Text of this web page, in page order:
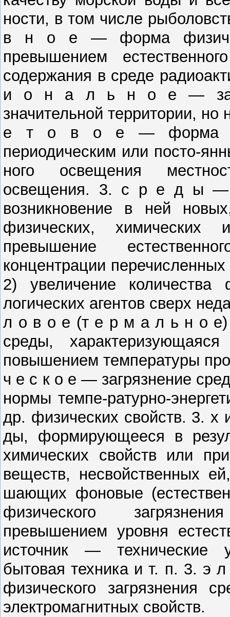
ности, в том числе
в н о е — форма
превышением
содержания в среде
и о н а л ь н о е —
значительной территории,
е ­т о в о е — форма
периодическим или посто-
ного освещения
освещения. 3. с р е ­д ы —
возникновение в ней
физических, хи­мических
превышение
концентрации
2) увеличение
логических агентов сверх
л о в о е (т е р м а л ь н о е)
среды,
повышением температуры
ч е с ­к о е — загрязнение
нормы темпе-ратурно-
др. физических свойств. 3.
ды, формирующееся в
химических свойств или
веществ, несвойственных
шающих фоновые
физического
превышением уровня
источник — технические
бытовая техника и т. п. 3.
фи­зического загрязнения
электромагнит­ных свойств.